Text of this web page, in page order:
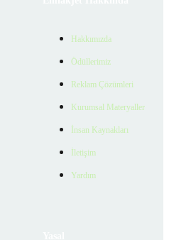
Hakkımızda
Ödüllerimiz
Reklam Çözümleri
Kurumsal Materyaller
İnsan Kaynakları
İletişim
Yardım